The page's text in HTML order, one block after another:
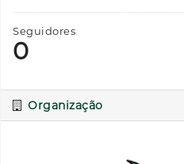
Seguidores
0
Organização